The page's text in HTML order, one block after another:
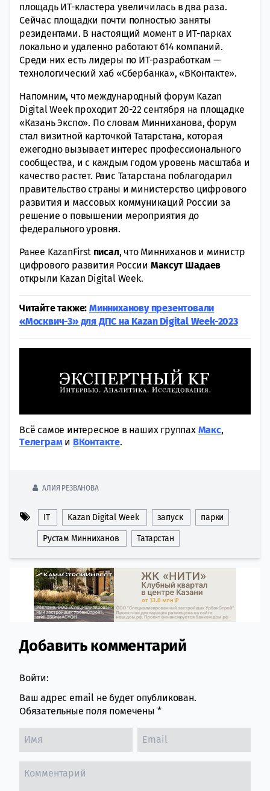
площадь ИТ-кластера увеличилась в два раза.
Сейчас площадки почти полностью заняты
резидентами. В настоящий момент в ИТ-парках
локально и удаленно работают 614 компаний.
Среди них есть лидеры по ИТ-разработкам —
технологический хаб «Сбербанка», «ВКонтакте».
Напомним, что международный форум Kazan
Digital Week проходит 20-22 сентября на площадке
«Казань Экспо». По словам Минниханова, форум
стал визитной карточкой Татарстана, которая
ежегодно вызывает интерес профессионального
сообщества, и с каждым годом уровень масштаба и
качество растет. Раис Татарстана поблагодарил
правительство страны и министерство цифрового
развития и массовых коммуникаций России за
решение о повышении мероприятия до
федерального уровня.
Ранее KazanFirst писал, что Минниханов и министр
цифрового развития России Максут Шадаев
открыли Kazan Digital Week.
Читайте также: Минниханову презентовали
«Москвич-3» для ДПС на Kazan Digital Week-2023
Всё самое интересное в наших группах Макс,
Tелеграми ВКонтакте.
АЛИЯ РЕЗВАНОВА
IT Kazan Digital Week запуск парки
Рустам Минниханов Татарстан
Comment section
Добавить комментарий
Войти:
Ваш адрес email не будет опубликован.
Обязательные поля помечены *